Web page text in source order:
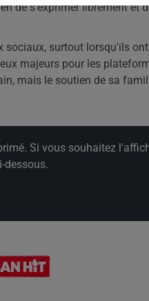
de s'exprimer librement et
sociaux, surtout lorsqu'ils
majeurs pour les
mais le soutien de sa
Si vous souhaitez
dessous.